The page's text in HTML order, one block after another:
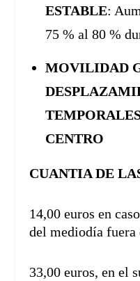
ESTABLE:
75 % al 80 %
MOVILIDAD
CENTRO
CUANTIA DE
14,00 euros en
del mediodía
33,00 euros, en el